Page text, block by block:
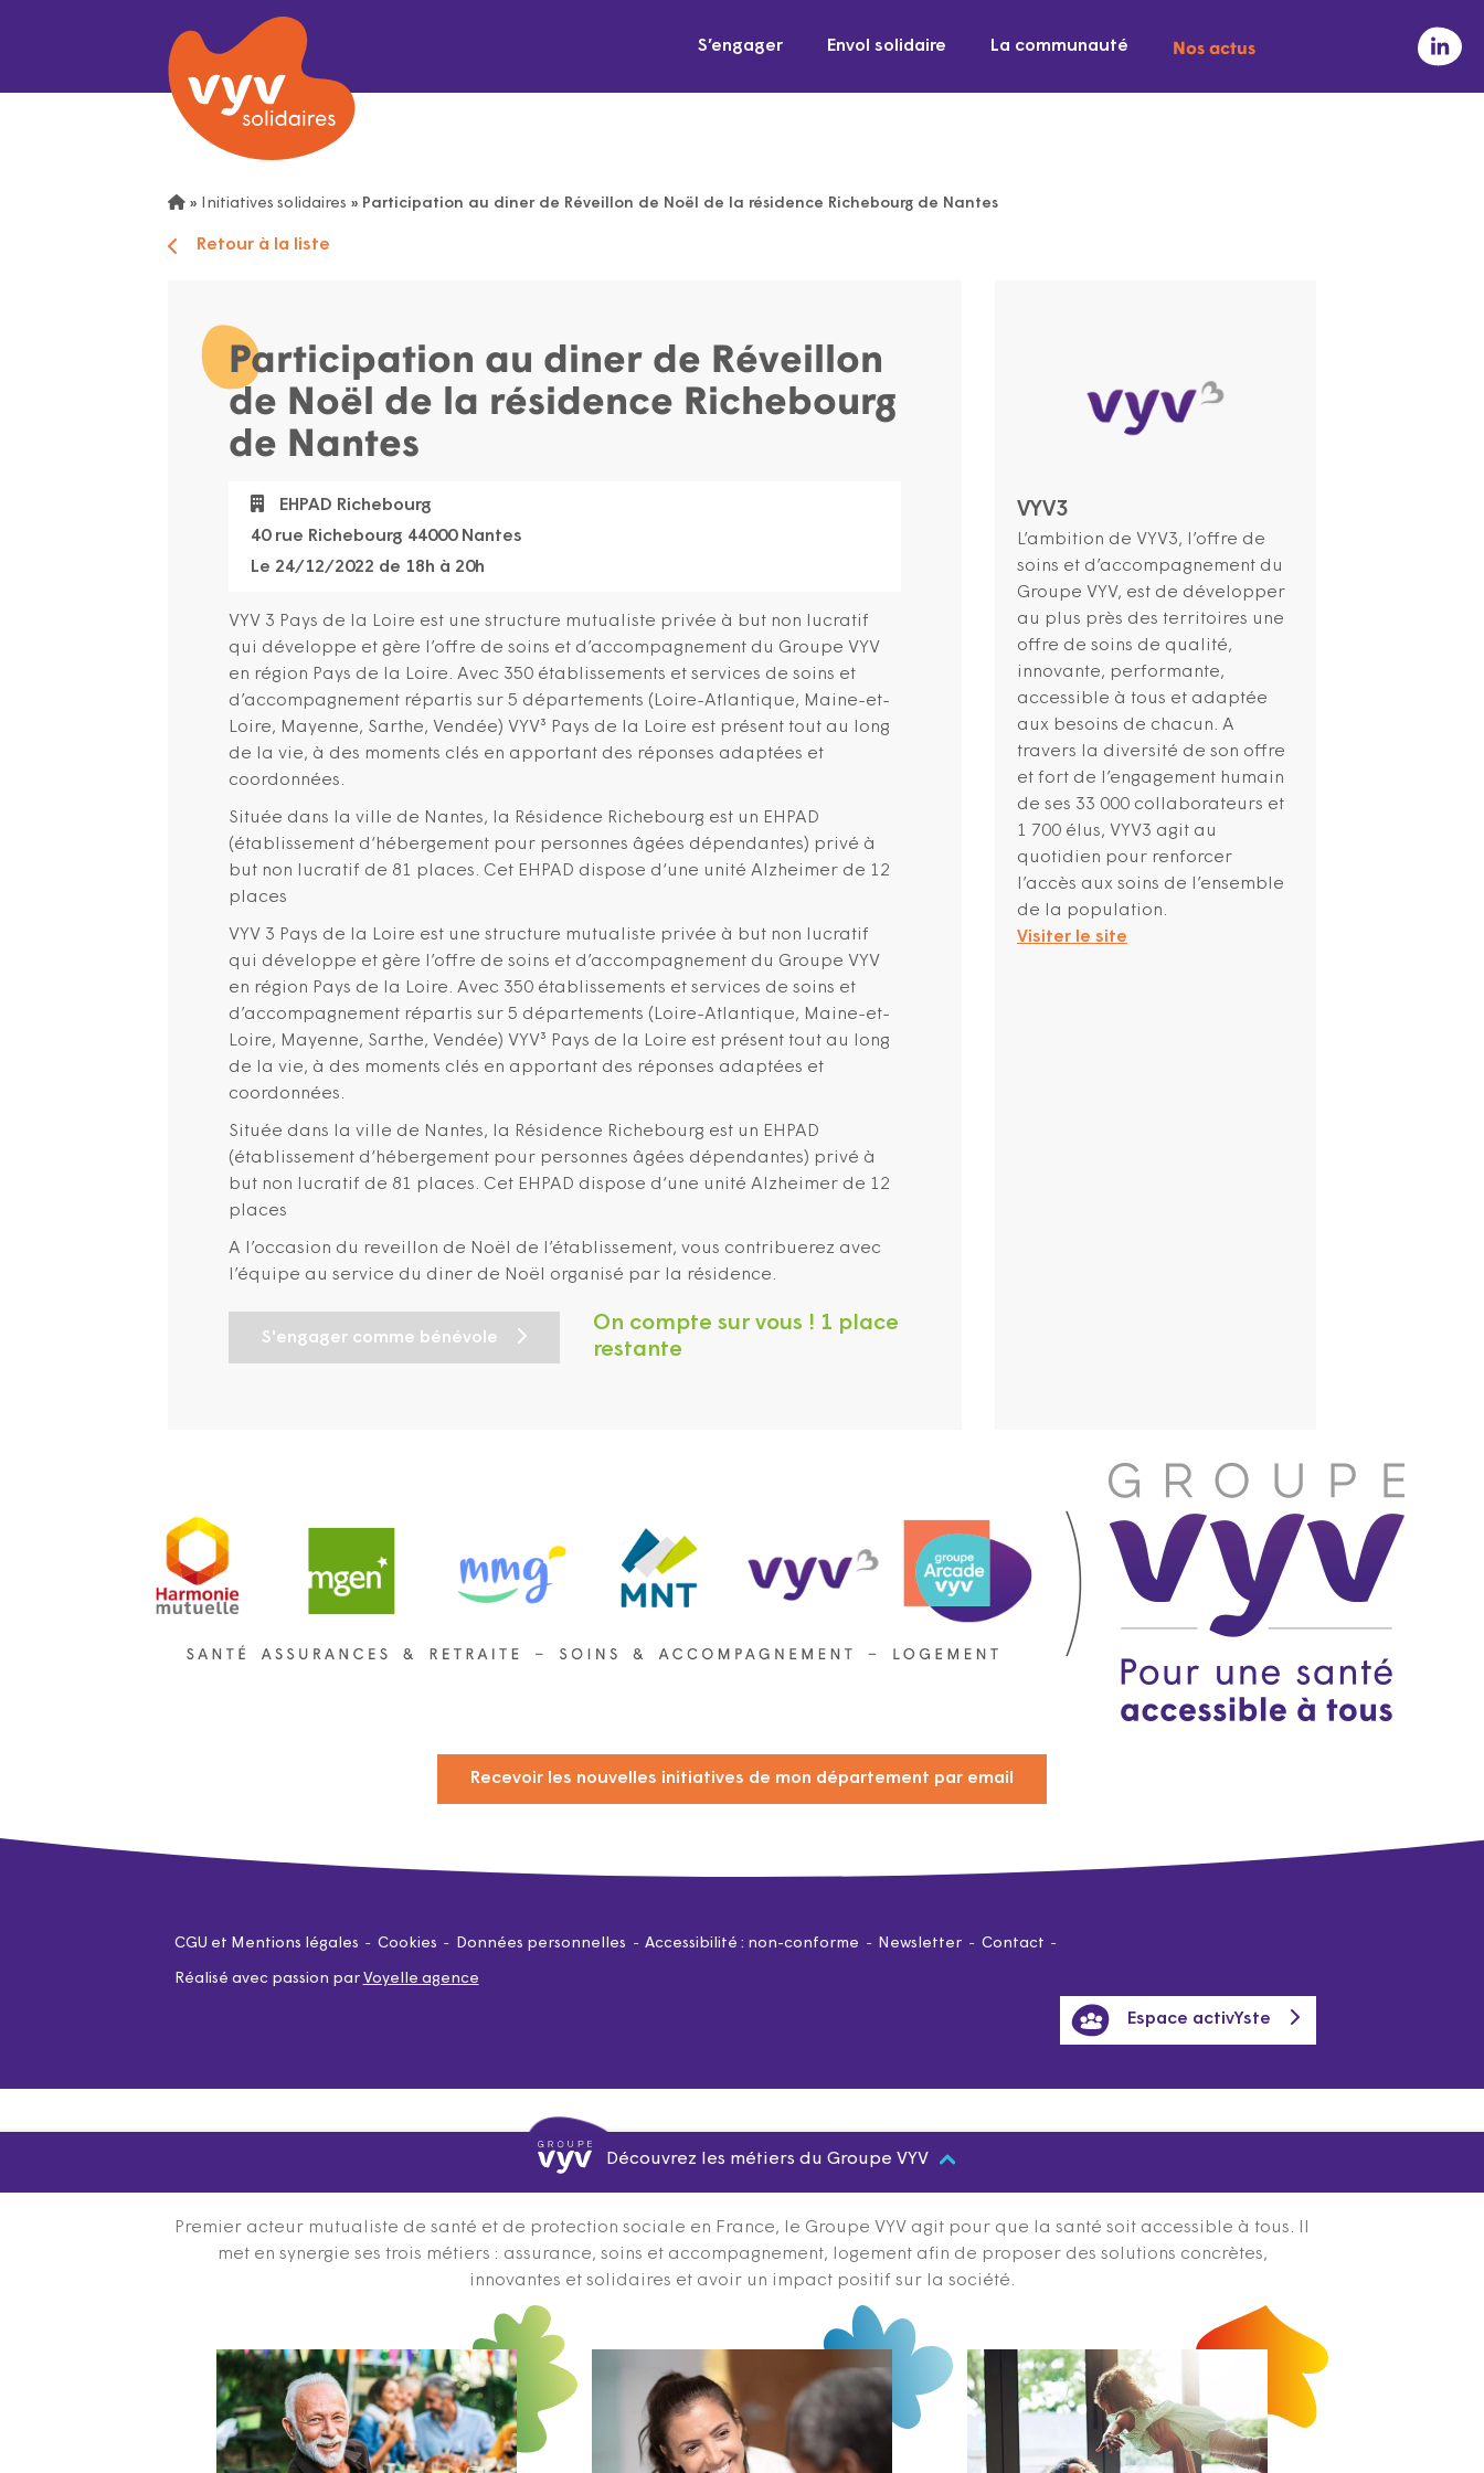
S’engager Envol solidaire La communauté Nos actus
» Initiatives solidaires » Participation au diner de Réveillon de Noël de la résidence Richebourg de Nantes
Retour à la liste
Participation au diner de Réveillon
de Noël de la résidence Richebourg
de Nantes
EHPAD Richebourg
40 rue Richebourg 44000 Nantes
Le 24/12/2022 de 18h à 20h
VYV 3 Pays de la Loire est une structure mutualiste privée à but non lucratif
qui développe et gère l’offre de soins et d’accompagnement du Groupe VYV
en région Pays de la Loire. Avec 350 établissements et services de soins et
d’accompagnement répartis sur 5 départements (Loire-Atlantique, Maine-et-
Loire, Mayenne, Sarthe, Vendée) VYV³ Pays de la Loire est présent tout au long
de la vie, à des moments clés en apportant des réponses adaptées et
coordonnées.
Située dans la ville de Nantes, la Résidence Richebourg est un EHPAD
(établissement d‘hébergement pour personnes âgées dépendantes) privé à
but non lucratif de 81 places. Cet EHPAD dispose d‘une unité Alzheimer de 12
places
VYV 3 Pays de la Loire est une structure mutualiste privée à but non lucratif
qui développe et gère l’offre de soins et d’accompagnement du Groupe VYV
en région Pays de la Loire. Avec 350 établissements et services de soins et
d’accompagnement répartis sur 5 départements (Loire-Atlantique, Maine-et-
Loire, Mayenne, Sarthe, Vendée) VYV³ Pays de la Loire est présent tout au long
de la vie, à des moments clés en apportant des réponses adaptées et
coordonnées.
Située dans la ville de Nantes, la Résidence Richebourg est un EHPAD
(établissement d‘hébergement pour personnes âgées dépendantes) privé à
but non lucratif de 81 places. Cet EHPAD dispose d‘une unité Alzheimer de 12
places
A l’occasion du reveillon de Noël de l’établissement, vous contribuerez avec
l’équipe au service du diner de Noël organisé par la résidence.
S'engager comme bénévole
On compte sur vous ! 1 place
restante
VYV3
L’ambition de VYV3, l’offre de
soins et d’accompagnement du
Groupe VYV, est de développer
au plus près des territoires une
offre de soins de qualité,
innovante, performante,
accessible à tous et adaptée
aux besoins de chacun. A
travers la diversité de son offre
et fort de l’engagement humain
de ses 33 000 collaborateurs et
1 700 élus, VYV3 agit au
quotidien pour renforcer
l’accès aux soins de l’ensemble
de la population.
Visiter le site
Recevoir les nouvelles initiatives de mon département par email
CGU et Mentions légales Cookies Données personnelles Accessibilité : non-conforme Newsletter Contact
Réalisé avec passion par Voyelle agence
Espace activYste
Découvrez les métiers du Groupe VYV
Premier acteur mutualiste de santé et de protection sociale en France, le Groupe VYV agit pour que la santé soit accessible à tous. Il
met en synergie ses trois métiers : assurance, soins et accompagnement, logement afin de proposer des solutions concrètes,
innovantes et solidaires et avoir un impact positif sur la société.